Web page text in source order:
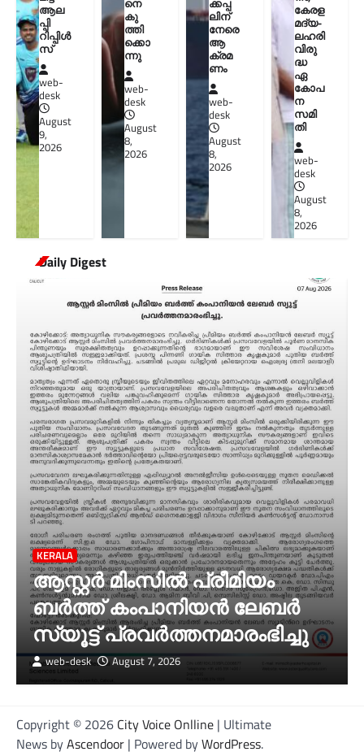
ആല
പ്പി
റിപ്പിൾ
സ്
web-
desk
August
9,
2026
കു
ത്തി
ക്കൊ
ന്നു
web-
desk
August
8,
2026
ലിന്
നേരെ
ആ
ക്രമ
ണം
web-
desk
August
8,
2026
കേരള
മദ്യ-
ലഹരി
വിരു
ദ്ധ
ഏ
കോപ
ന
സമി
തി
web-
desk
August
8,
2026
Daily Digest
KERALA
ആസ്റ്റർ മിംസിൽ പ്രീമിയം
ബർത്ത് കംപാനിയൻ ലേബർ
സ്യൂട്ട് പ്രവർത്തനമാരംഭിച്ചു
web-desk August 7, 2026
Copyright © 2026 City Voice Onlline | Ultimate
News byAscendoor | Powered byWordPress.